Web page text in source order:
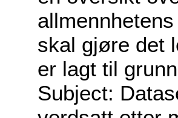
skal gjøre det
er lagt til
Subject: